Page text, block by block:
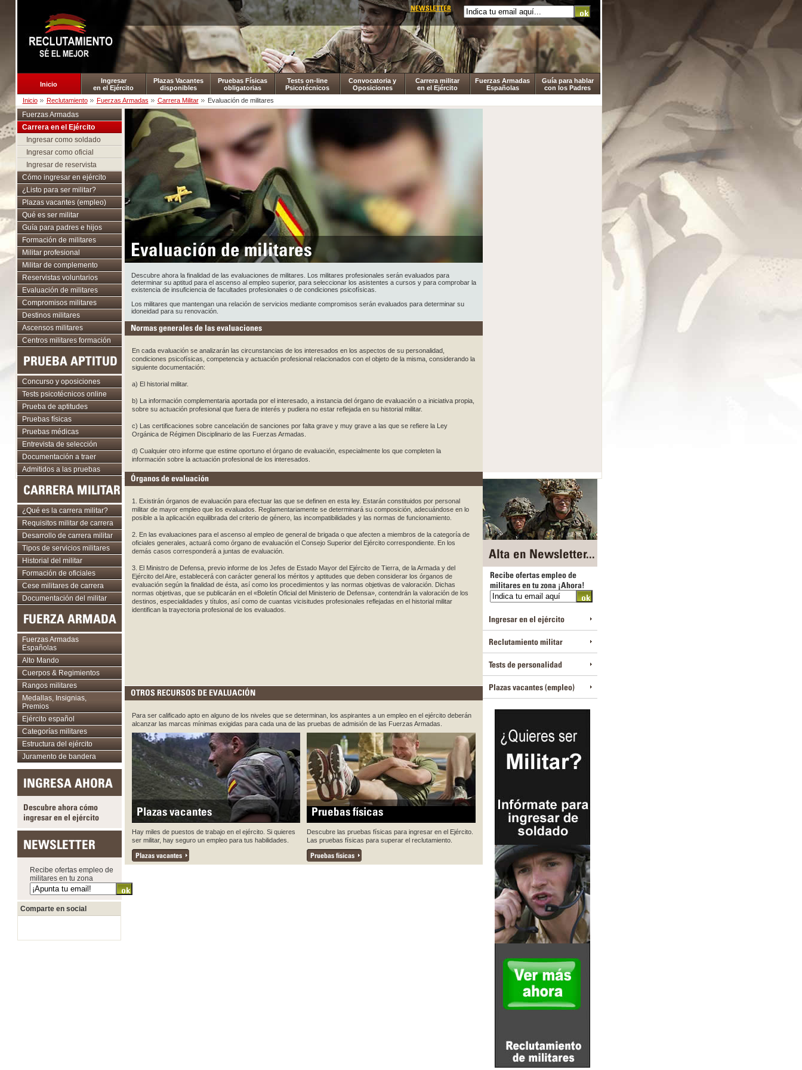
NEWSLETTER
Inicio
Ingresar
en el Ejército
Plazas Vacantes
disponibles
Pruebas Físicas
obligatorias
Tests on-line
Psicotécnicos
Convocatoria y
Oposiciones
Carrera militar
en el Ejército
Fuerzas Armadas
Españolas
Guía para hablar
con los Padres
Inicio
Reclutamiento Fuerzas Armadas Carrera Militar Evaluación de militares
Evaluación de militares
Descubre ahora la finalidad de las evaluaciones de militares. Los militares profesionales serán evaluados para
determinar su aptitud para el ascenso al empleo superior, para seleccionar los asistentes a cursos y para comprobar la
existencia de insuficiencia de facultades profesionales o de condiciones psicofísicas.
Los militares que mantengan una relación de servicios mediante compromisos serán evaluados para determinar su
idoneidad para su renovación.
Normas generales de las evaluaciones
En cada evaluación se analizarán las circunstancias de los interesados en los aspectos de su personalidad,
condiciones psicofísicas, competencia y actuación profesional relacionados con el objeto de la misma, considerando la
siguiente documentación:
a) El historial militar.
b) La información complementaria aportada por el interesado, a instancia del órgano de evaluación o a iniciativa propia,
sobre su actuación profesional que fuera de interés y pudiera no estar reflejada en su historial militar.
c) Las certificaciones sobre cancelación de sanciones por falta grave y muy grave a las que se refiere la Ley
Orgánica de Régimen Disciplinario de las Fuerzas Armadas.
d) Cualquier otro informe que estime oportuno el órgano de evaluación, especialmente los que completen la
información sobre la actuación profesional de los interesados.
Órganos de evaluación
1. Existirán órganos de evaluación para efectuar las que se definen en esta ley. Estarán constituidos por personal
militar de mayor empleo que los evaluados. Reglamentariamente se determinará su composición, adecuándose en lo
posible a la aplicación equilibrada del criterio de género, las incompatibilidades y las normas de funcionamiento.
2. En las evaluaciones para el ascenso al empleo de general de brigada o que afecten a miembros de la categoría de
oficiales generales, actuará como órgano de evaluación el Consejo Superior del Ejército correspondiente. En los
demás casos corresponderá a juntas de evaluación.
3. El Ministro de Defensa, previo informe de los Jefes de Estado Mayor del Ejército de Tierra, de la Armada y del
Ejército del Aire, establecerá con carácter general los méritos y aptitudes que deben considerar los órganos de
evaluación según la finalidad de ésta, así como los procedimientos y las normas objetivas de valoración. Dichas
normas objetivas, que se publicarán en el «Boletín Oficial del Ministerio de Defensa», contendrán la valoración de los
destinos, especialidades y títulos, así como de cuantas vicisitudes profesionales reflejadas en el historial militar
identifican la trayectoria profesional de los evaluados.
OTROS RECURSOS DE EVALUACIÓN
Para ser calificado apto en alguno de los niveles que se determinan, los aspirantes a un empleo en el ejército deberán
alcanzar las marcas mínimas exigidas para cada una de las pruebas de admisión de las Fuerzas Armadas.
Plazas vacantes
Hay miles de puestos de trabajo en el ejército. Si quieres
ser militar, hay seguro un empleo para tus habilidades.
Plazas vacantes
Pruebas físicas
Descubre las pruebas físicas para ingresar en el Ejército.
Las pruebas físicas para superar el reclutamiento.
Pruebas físicas
Fuerzas Armadas
Carrera en el Ejército
Ingresar como soldado
Ingresar como oficial
Ingresar de reservista
Cómo ingresar en ejército
¿Listo para ser militar?
Plazas vacantes (empleo)
Qué es ser militar
Guía para padres e hijos
Formación de militares
Militar profesional
Militar de complemento
Reservistas voluntarios
Evaluación de militares
Compromisos militares
Destinos militares
Ascensos militares
Centros militares formación
PRUEBA APTITUD
Concurso y oposiciones
Tests psicotécnicos online
Prueba de aptitudes
Pruebas físicas
Pruebas médicas
Entrevista de selección
Documentación a traer
Admitidos a las pruebas
CARRERA MILITAR
¿Qué es la carrera militar?
Requisitos militar de carrera
Desarrollo de carrera militar
Tipos de servicios militares
Historial del militar
Formación de oficiales
Cese militares de carrera
Documentación del militar
FUERZA ARMADA
Fuerzas Armadas
Españolas
Alto Mando
Cuerpos & Regimientos
Rangos militares
Medallas, Insignias,
Premios
Ejército español
Categorías militares
Estructura del ejército
Juramento de bandera
INGRESA AHORA
Descubre ahora cómo
ingresar en el ejército
NEWSLETTER
Recibe ofertas empleo de
militares en tu zona
Comparte en social
Alta en Newsletter...
Recibe ofertas empleo de
militares en tu zona ¡Ahora!
Ingresar en el ejército
Reclutamiento militar
Tests de personalidad
Plazas vacantes (empleo)